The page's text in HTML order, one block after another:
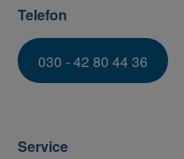
Telefon
030 - 42 80 44 36
Service